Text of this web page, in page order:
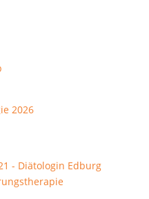
2026
- Diätologin Edburg